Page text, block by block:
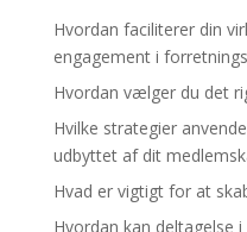
Hvordan faciliterer din
engagement i
Hvordan vælger du det
Hvilke strategier
udbyttet af dit
Hvad er vigtigt for at
Hvordan kan deltagelse